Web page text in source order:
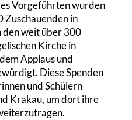
Vorgeführten wurden
Zuschauenden in
den weit über 300
Kirche in
Applaus und
Diese Spenden
und Schülern
Krakau, um dort ihre